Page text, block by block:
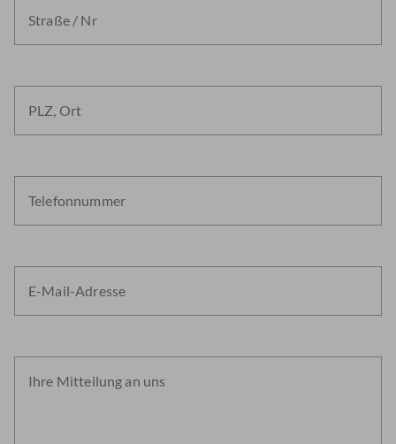
Straße / Nr
PLZ, Ort
Telefonnummer
E-Mail-Adresse
Ihre Mitteilung an uns